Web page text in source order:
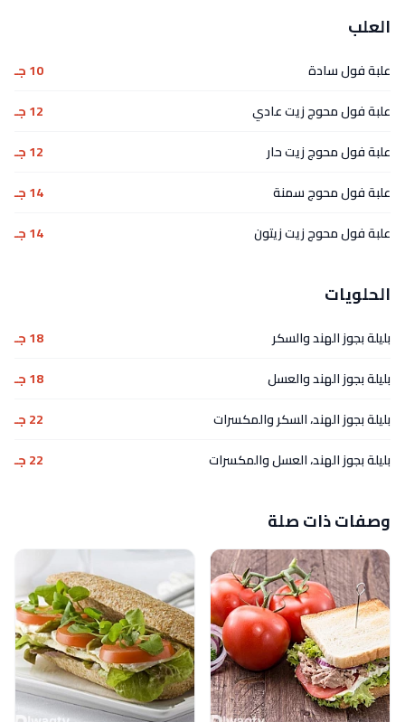
العلب
علبة فول سادة
10 جـ
علبة فول محوج زيت عادي
12 جـ
علبة فول محوج زيت حار
12 جـ
علبة فول محوج سمنة
14 جـ
علبة فول محوج زيت زيتون
14 جـ
الحلويات
بليلة بجوز الهند والسكر
18 جـ
بليلة بجوز الهند والعسل
18 جـ
بليلة بجوز الهند، السكر والمكسرات
22 جـ
بليلة بجوز الهند، العسل والمكسرات
22 جـ
وصفات ذات صلة